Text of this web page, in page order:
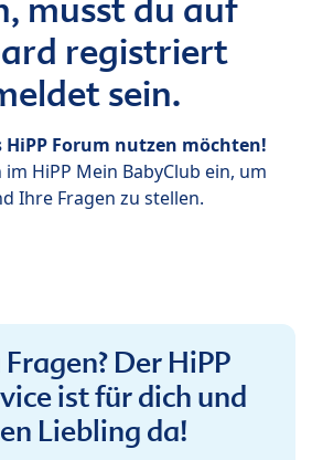
musst du auf
registriert
sein.
HiPP Forum nutzen möchten!
HiPP Mein BabyClub ein, um
Ihre Fragen zu stellen.
Der HiPP
ist für dich und
Liebling da!